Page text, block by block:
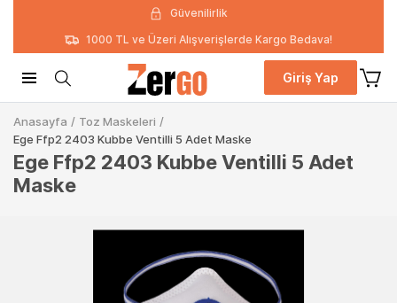
Güvenilirlik
1000 TL ve Üzeri Alışverişlerde Kargo Bedava!
Giriş Yap
Anasayfa / Toz Maskeleri /
Ege Ffp2 2403 Kubbe Ventilli 5 Adet Maske
Ege Ffp2 2403 Kubbe Ventilli 5 Adet
Maske